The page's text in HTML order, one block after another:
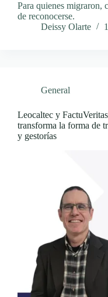
Para quienes migraron,
de reconocerse.
Deissy Olarte
General
Leocaltec y
transforma la forma de
y gestorías